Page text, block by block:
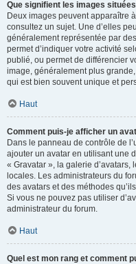
Que signifient les images
Deux images peuvent apparaître
consultez un sujet. Une d’elles
généralement représentée par
permet d’indiquer votre activité
publié, ou permet de différencier
image, généralement plus
qui est bien souvent unique et
Haut
Comment puis-je afficher un
Dans le panneau de contrôle de
ajouter un avatar en utilisant une
« Gravatar », la galerie d’avatars,
locales. Les administrateurs du
des avatars et des méthodes
Si vous ne pouvez pas utiliser
administrateur du forum.
Haut
Quel est mon rang et comment